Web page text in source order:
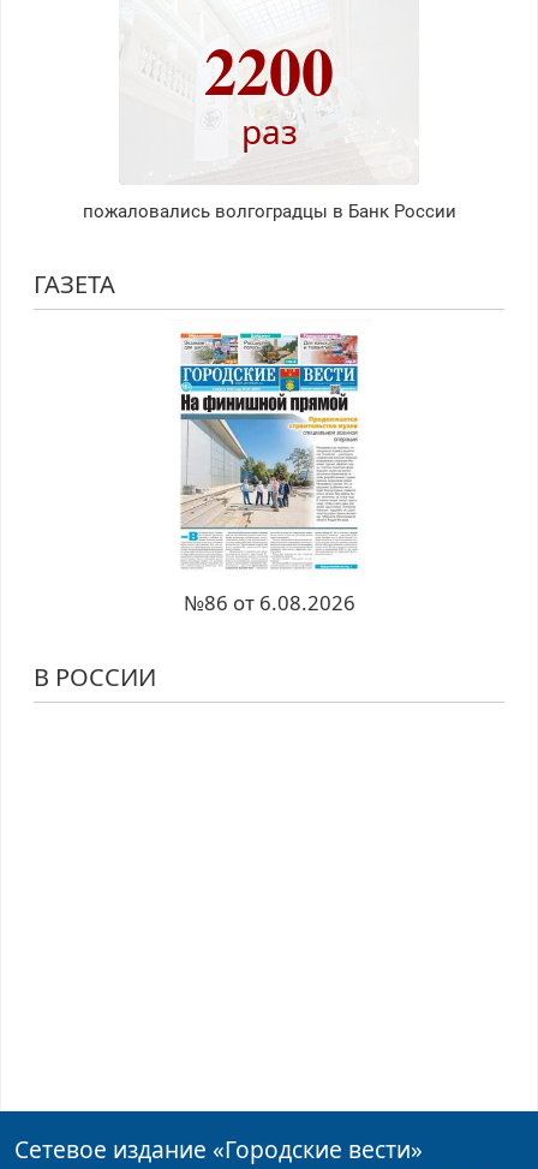
2200
раз
пожаловались волгоградцы в Банк России
ГАЗЕТА
№86 от 6.08.2026
В РОССИИ
Сетевое издание «Городские вести»